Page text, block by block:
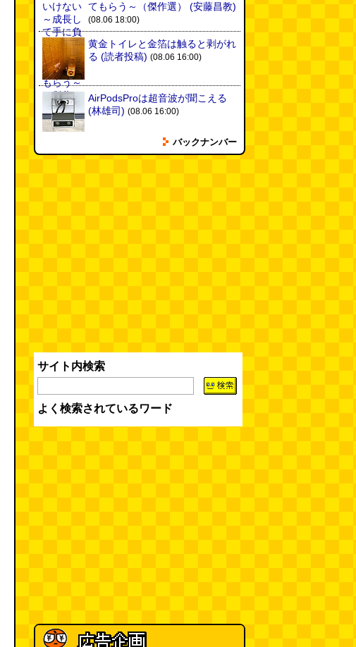
てもらう～（傑作選）
(安藤昌教)
(08.06 18:00)
黄金トイレと金箔は触ると剥がれ
る (読者投稿) (08.06 16:00)
AirPodsProは超音波が聞こえる
(林雄司) (08.06 16:00)
姉がはまったガムランに自分もは
ヘアスタイルが3Dになっている
(08.05
16:00)
大きな唐揚げが乗ったチャーハン
バックナンバー
サイト内検索
よく検索されているワード